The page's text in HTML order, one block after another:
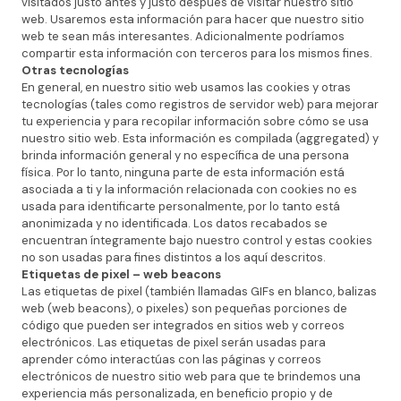
web. Usaremos esta información para hacer que nuestro sitio
web te sean más interesantes. Adicionalmente podríamos
compartir esta información con terceros para los mismos fines.
Otras tecnologías
En general, en nuestro sitio web usamos las cookies y otras
tecnologías (tales como registros de servidor web) para mejorar
tu experiencia y para recopilar información sobre cómo se usa
nuestro sitio web. Esta información es compilada (aggregated) y
brinda información general y no específica de una persona
física. Por lo tanto, ninguna parte de esta información está
asociada a ti y la información relacionada con cookies no es
usada para identificarte personalmente, por lo tanto está
anonimizada y no identificada. Los datos recabados se
encuentran íntegramente bajo nuestro control y estas cookies
no son usadas para fines distintos a los aquí descritos.
Etiquetas de pixel – web beacons
Las etiquetas de pixel (también llamadas GIFs en blanco, balizas
web (web beacons), o pixeles) son pequeñas porciones de
código que pueden ser integrados en sitios web y correos
electrónicos. Las etiquetas de pixel serán usadas para
aprender cómo interactúas con las páginas y correos
electrónicos de nuestro sitio web para que te brindemos una
experiencia más personalizada, en beneficio propio y de